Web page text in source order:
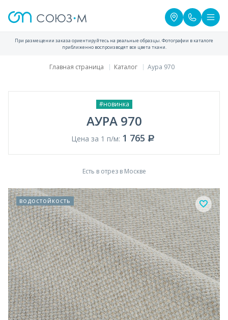
При размещении заказа ориентируйтесь на реальные образцы. Фотографии в каталоге
приближенно воспроизводят все цвета ткани.
Главная страница Каталог Аура 970
#новинка
АУРА 970
Цена за 1 п/м: 1 765
Есть в отрез в Москве
водостойкость